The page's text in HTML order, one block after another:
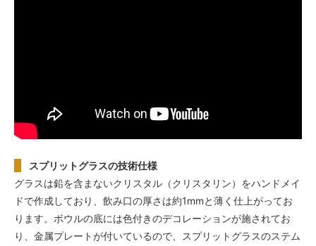
スプリットグラスの技術仕様
グラスは鉛を含まないクリスタル（クリスタリン）をハンドメイ
ドで作成しており、飲み口の厚さは約1mmと薄く仕上がってお
ります。ボウルの底には色付きのデコレーションが施されてお
り、金属プレートが付いているので、スプリットグラスのステム